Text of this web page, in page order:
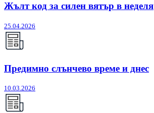
Жълт код за силен вятър в неделя
25.04.2026
Предимно слънчево време и днес
10.03.2026